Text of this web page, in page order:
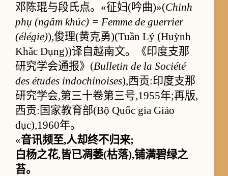
邓陈琨与段氏点。«征妇(吟曲)»(Chinh
phụ (ngâm khúc) = Femme de guerrier
(élégie)),俊理(黄克勇)(Tuần Lý (Huỳnh
Khắc Dụng))译自越南文。《印度支那
研究学会通报》(Bulletin de la Société
des études indochinoises),西贡:印度支那
研究学会,第三十卷第三号,1955年;再版,
西贡:国家教育部(Bộ Quốc gia Giáo
dục),1960年。
«音讯频至,人却终不归来;
白杨之花,皆已凋萎(枯落),铺满碧绿之
苔。